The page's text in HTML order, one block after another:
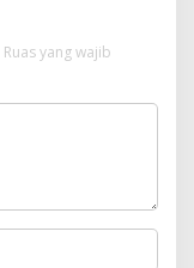
Ruas yang wajib